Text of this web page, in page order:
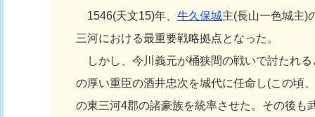
1546(天文15)年、 牛久保城主(長山一色城主)
三河における最重要戦略拠点となった。
しかし、今川義元が桶狭間の戦いで討たれ
の厚い重臣の酒井忠次を城代に任命し(この頃
の東三河4郡の諸豪族を統率させた。その後も